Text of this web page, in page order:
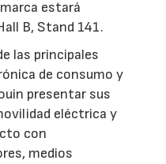
estará
B, Stand 141.
las principales
de consumo y
presentar sus
eléctrica y
con
medios